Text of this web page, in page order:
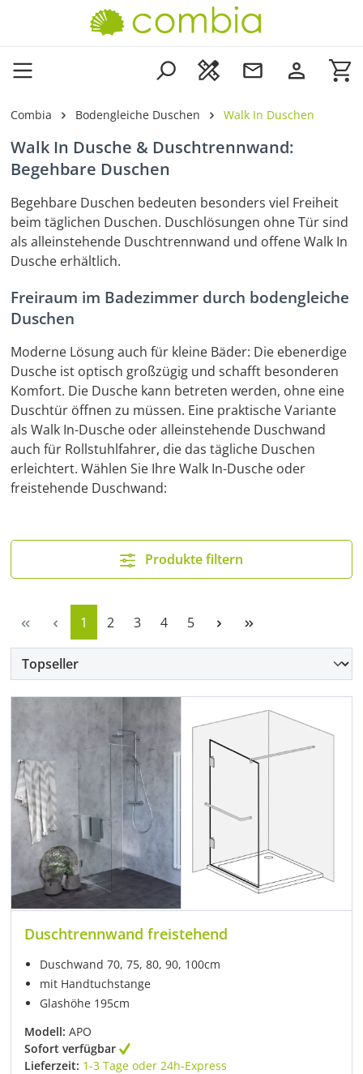
Zum Hauptinhalt springen
Combia Bodengleiche Duschen Walk In Duschen
Walk In Dusche & Duschtrennwand:
Begehbare Duschen
Begehbare Duschen bedeuten besonders viel Freiheit
beim täglichen Duschen. Duschlösungen ohne Tür sind
als alleinstehende Duschtrennwand und offene Walk In
Dusche erhältlich.
Freiraum im Badezimmer durch bodengleiche
Duschen
Moderne Lösung auch für kleine Bäder: Die ebenerdige
Dusche ist optisch großzügig und schafft besonderen
Komfort. Die Dusche kann betreten werden, ohne eine
Duschtür öffnen zu müssen. Eine praktische Variante
als Walk In-Dusche oder alleinstehende Duschwand
auch für Rollstuhlfahrer, die das tägliche Duschen
erleichtert. Wählen Sie Ihre Walk In-Dusche oder
freistehende Duschwand:
Produkte filtern
Seite
1 Seite
2 Seite
3 Seite
4 Seite
5
Duschtrennwand freistehend
Duschwand 70, 75, 80, 90, 100cm
mit Handtuchstange
Glashöhe 195cm
Modell: APO
Sofort verfügbar
Lieferzeit: 1-3 Tage oder 24h-Express